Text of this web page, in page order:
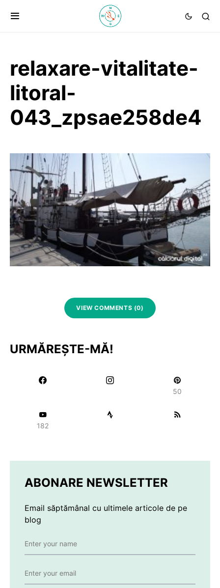
relaxare-vitalitate-
litoral-
043_zpsae258de4
VIEW COMMENTS (0)
URMĂREȘTE-MĂ!
50
182
ABONARE NEWSLETTER
Email săptămânal cu ultimele articole de pe
blog